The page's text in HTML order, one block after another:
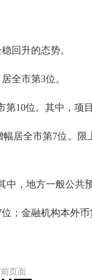
回升的态势。
居全市第3位。
第10位。 其中， 项
幅居全市第7位。限
中，地方一般公共
位；金融机构本外币
页面